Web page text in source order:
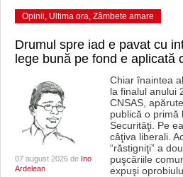
Opinii Ultima ora Zâmbete amare
Drumul spre iad e pavat cu
lege bună pe fond e aplicată
07 august 2026 de Ino
Ardelean
Chiar înaintea
la finalul anului
CNSAS,
publică o primă
Securităţi. Pe
câţiva liberali.
“răstigniţi” a
puşcăriile
expuşi